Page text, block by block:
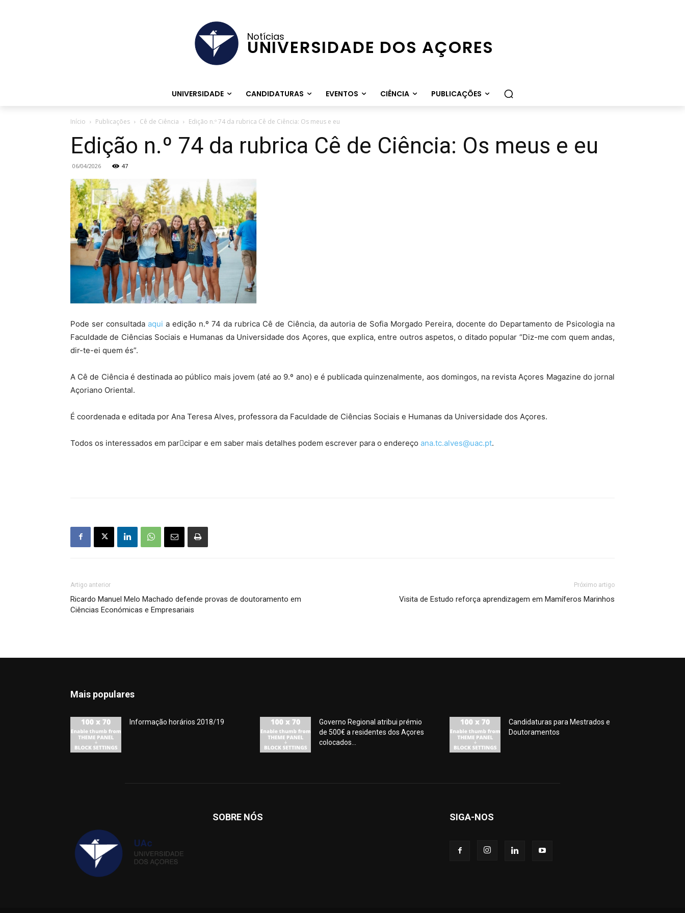
Notícias
UNIVERSIDADE DOS AÇORES
UNIVERSIDADE CANDIDATURAS EVENTOS CIÊNCIA PUBLICAÇÕES
Início Publicações Cê de Ciência Edição n.º 74 da rubrica Cê de Ciência: Os meus e eu
Edição n.º 74 da rubrica Cê de Ciência: Os meus e eu
06/04/2026 47
Pode ser consultadaaqui a edição n.º 74 da rubrica Cê de Ciência, da autoria de Sofia Morgado Pereira, docente do Departamento de Psicologia na
Faculdade de Ciências Sociais e Humanas da Universidade dos Açores, que explica, entre outros aspetos, o ditado popular “Diz-me com quem andas,
dir-te-ei quem és”.
A Cê de Ciência é destinada ao público mais jovem (até ao 9.º ano) e é publicada quinzenalmente, aos domingos, na revista Açores Magazine do jornal
Açoriano Oriental.
É coordenada e editada por Ana Teresa Alves, professora da Faculdade de Ciências Sociais e Humanas da Universidade dos Açores.
Todos os interessados em par􀆟cipar e em saber mais detalhes podem escrever para o endereço ana.tc.alves@uac.pt.
Artigo anterior
Ricardo Manuel Melo Machado defende provas de doutoramento em
Ciências Económicas e Empresariais
Próximo artigo
Visita de Estudo reforça aprendizagem em Mamíferos Marinhos
Mais populares
Informação horários 2018/19
Governo Regional atribui prémio
de 500€ a residentes dos Açores
colocados...
Candidaturas para Mestrados e
Doutoramentos
SOBRE NÓS SIGA-NOS